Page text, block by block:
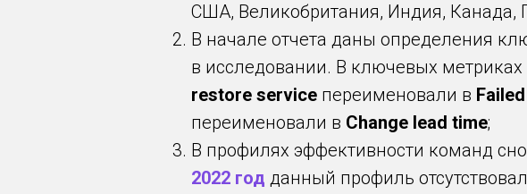
США, Великобритания, Индия, Канада,
В начале отчета даны определения
в исследовании. В ключевых
restore service переименовали в
переименовали в Change lead time;
В профилях эффективности команд
2022 год данный профиль